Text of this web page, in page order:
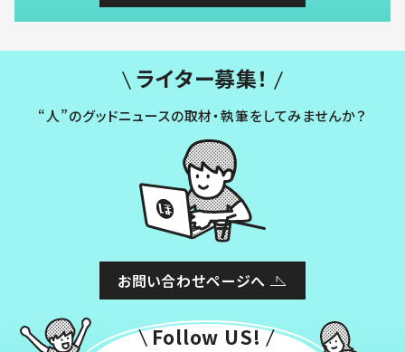
ライター募集！
“人”のグッドニュースの取材・執筆をしてみませんか？
お問い合わせページへ
Follow US!